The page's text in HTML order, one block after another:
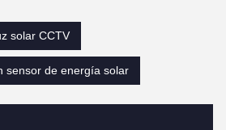
solar CCTV
sensor de energía solar